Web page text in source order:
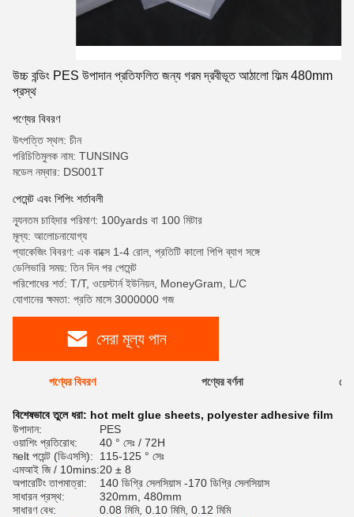
উচ্চ বন্ডিং PES উপাদান প্রতিফলিত জন্য গরম দ্রবীভূত আঠালো ফিল্ম 480mm
প্রস্থ
পণ্যের বিবরণ
উৎপত্তি স্থল: চীন
পরিচিতিমুলক নাম: TUNSING
মডেল নম্বার: DS001T
পেমেন্ট এবং শিপিং শর্তাবলী
ন্যূনতম চাহিদার পরিমাণ: 100yards বা 100 মিটার
মূল্য: আলোচনাযোগ্য
প্যাকেজিং বিবরণ: এক বাক্সে 1-4 রোল, প্রতিটি কালো পিপি ব্যাগ সঙ্গে
ডেলিভারি সময়: তিন দিন পর পেমেন্ট
পরিশোধের শর্ত: T/T, ওয়েস্টার্ন ইউনিয়ন, MoneyGram, L/C
যোগানের ক্ষমতা: প্রতি মাসে 3000000 গজ
সেরা মূল্য পান
পণ্যের বিবরণ পণ্যের বর্ণনা
বিশেষভাবে তুলে ধরা: hot melt glue sheets, polyester adhesive film
উপাদান:
PES
ওয়াশিং প্রতিরোধ:
40 ° সেঃ / 72H
মelt পয়েন্ট (ডিএসসি):
115-125 ° সেঃ
এমআই জি / 10mins:20 ± 8
অপারেটিং তাপমাত্রা:
140 ডিগ্রি সেলসিয়াস -170 ডিগ্রি সেলসিয়াস
সাধারন প্রস্থ:
320mm, 480mm
সাধারণ বেধ:
0.08 মিমি, 0.10 মিমি, 0.12 মিমি